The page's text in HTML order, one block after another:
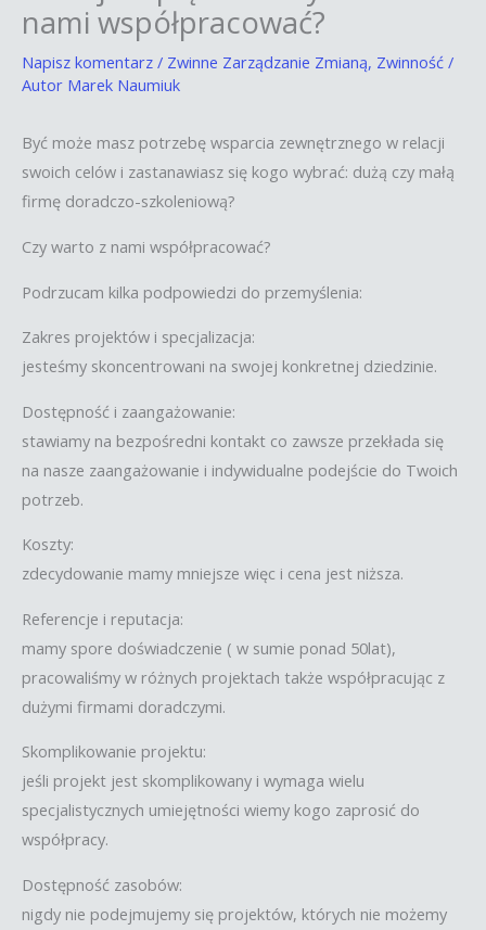
nami współpracować?
Napisz komentarz / Zwinne Zarządzanie Zmianą, Zwinność /
Autor Marek Naumiuk
Być może masz potrzebę wsparcia zewnętrznego w relacji
swoich celów i zastanawiasz się kogo wybrać: dużą czy małą
firmę doradczo-szkoleniową?
Czy warto z nami współpracować?
Podrzucam kilka podpowiedzi do przemyślenia:
Zakres projektów i specjalizacja:
jesteśmy skoncentrowani na swojej konkretnej dziedzinie.
Dostępność i zaangażowanie:
stawiamy na bezpośredni kontakt co zawsze przekłada się
na nasze zaangażowanie i indywidualne podejście do Twoich
potrzeb.
Koszty:
zdecydowanie mamy mniejsze więc i cena jest niższa.
Referencje i reputacja:
mamy spore doświadczenie ( w sumie ponad 50lat),
pracowaliśmy w różnych projektach także współpracując z
dużymi firmami doradczymi.
Skomplikowanie projektu:
jeśli projekt jest skomplikowany i wymaga wielu
specjalistycznych umiejętności wiemy kogo zaprosić do
współpracy.
Dostępność zasobów:
nigdy nie podejmujemy się projektów, których nie możemy